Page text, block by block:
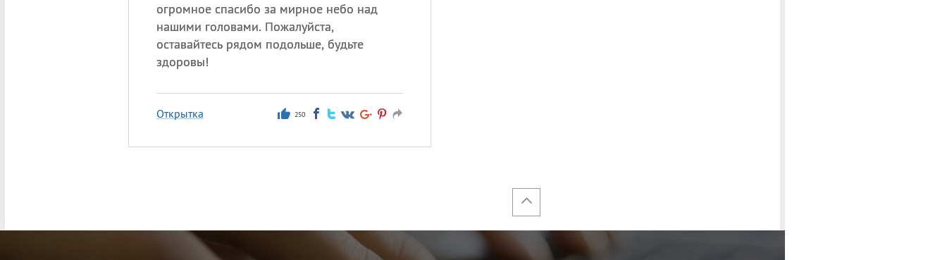
огромное спасибо за мирное небо над
нашими головами. Пожалуйста,
оставайтесь рядом подольше, будьте
здоровы!
Открытка 250